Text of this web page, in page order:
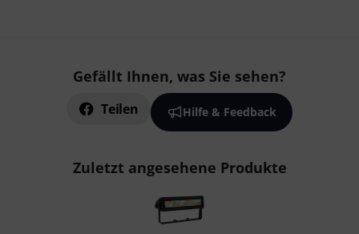
Gefällt Ihnen, was Sie sehen?
Teilen Hilfe & Feedback
Zuletzt angesehene Produkte